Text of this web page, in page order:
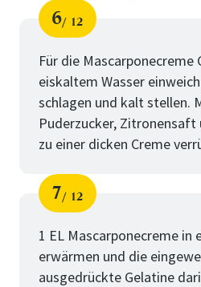
Schritt
6
von
12
für
Die
Cremefüllung
Für die Mascarponecreme
eiskaltem Wasser
schlagen und kalt stellen.
Puderzucker,
zu einer dicken Creme
Schritt
7
von
12
für
Die
Cremefüllung
1 EL Mascarponecreme in
erwärmen und die
ausgedrückte Gelatine